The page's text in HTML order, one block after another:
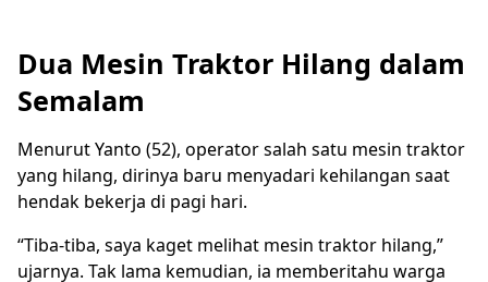
Dua Mesin Traktor Hilang dalam
Semalam
Menurut Yanto (52), operator salah satu mesin traktor
yang hilang, dirinya baru menyadari kehilangan saat
hendak bekerja di pagi hari.
“Tiba-tiba, saya kaget melihat mesin traktor hilang,”
ujarnya. Tak lama kemudian, ia memberitahu warga